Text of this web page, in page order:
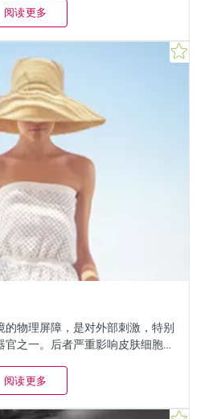
同时可以应用于护肤和彩妆产品中
舒缓的原料。 Emulium®
W乳化剂，它富含甾醇类和三萜烯
症和压力，带来长效舒缓。它呈现
阅读更多
的物理屏障，是对外部刺激，特别
之一。后者严重影响皮肤细胞的
形成细胞的DNA免受UVA光线的
系统，在表皮机制中发挥核心作
胞，确保了皮肤的第一道防线的平
阅读更多